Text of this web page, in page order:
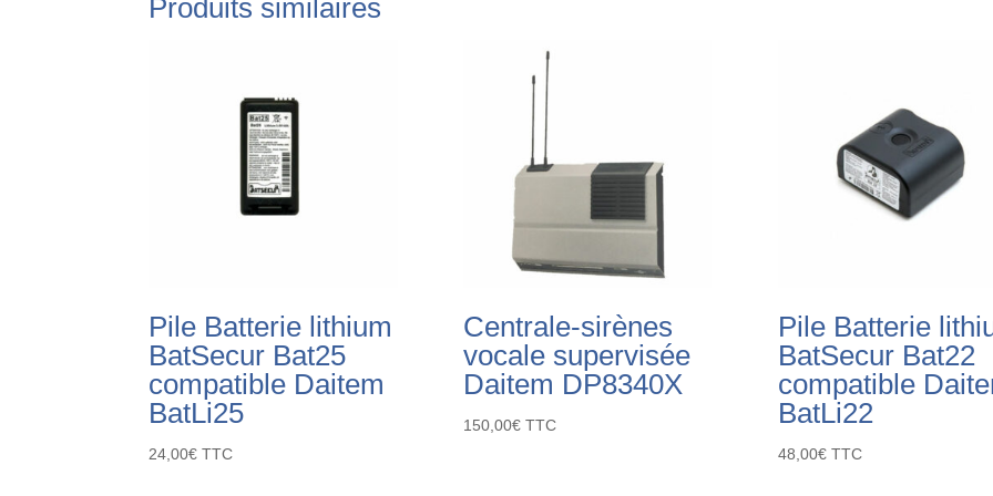
Produits similaires
Pile Batterie lithium
BatSecur Bat25
compatible Daitem
BatLi25
24,00€ TTC
Centrale-sirènes
vocale supervisée
Daitem DP8340X
150,00€ TTC
Pile Batterie
BatSecur Bat22
compatible
BatLi22
48,00€ TTC